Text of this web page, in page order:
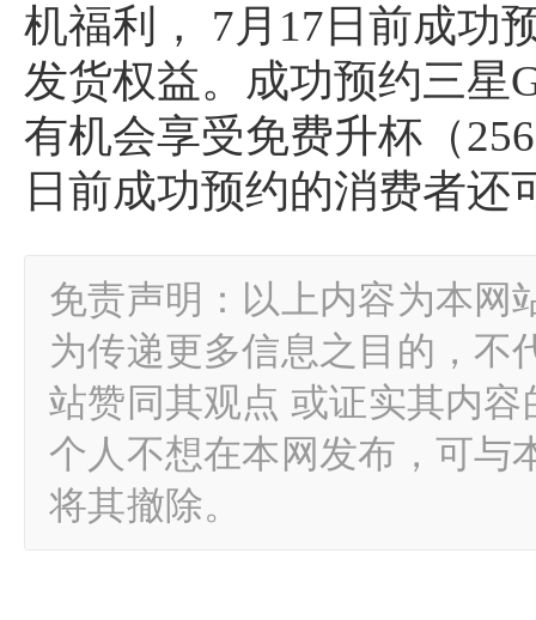
机福利， 7月17日前成功
发货权益。成功预约三星
有机会享受免费升杯（
日前成功预约的消费者还
免责声明：以上内容为本网
为传递更多信息之目的，不
站赞同其观点 或证实其内
个人不想在本网发布，可与
将其撤除。